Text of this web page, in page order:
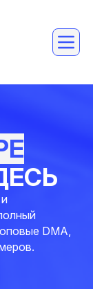
DMA,